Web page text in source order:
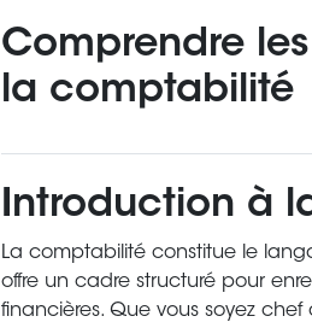
Comprendre
la comptabilité
Introduction à
La comptabilité constitue le
offre un cadre structuré pour
financières. Que vous soyez